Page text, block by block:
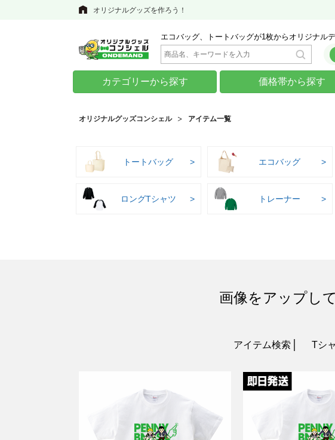
オリジナルグッズを作ろう！
エコバッグ、トートバッグが1枚からオリジナル
カテゴリーから探す 価格帯から探す
オリジナルグッズコンシェル アイテム一覧
トートバッグ エコバッグ
ロングTシャツ トレーナー
画像をアップし
アイテム検索 Tシ